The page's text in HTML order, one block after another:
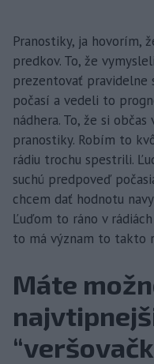
Pranostiky, ja hovorím,
predkov. To, že
prezentovať pravidelne
počasí a vedeli to
nádhera. To, že si
pranostiky. Robím to
rádiu trochu spestrili.
suchú predpoveď
chcem dať hodnotu
Ľuďom to ráno v
to má význam to takto
Máte